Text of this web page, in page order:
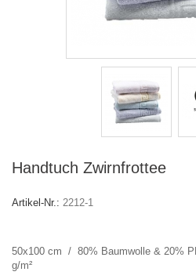
Handtuch Zwirnfrottee
Artikel-Nr.: 2212-1
50x100 cm / 80% Baumwolle & 20%
g/m²